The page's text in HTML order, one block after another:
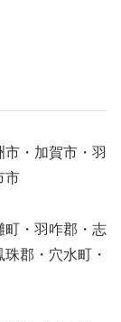
市・加賀市・羽
市
町・羽咋郡・志
郡・穴水町・